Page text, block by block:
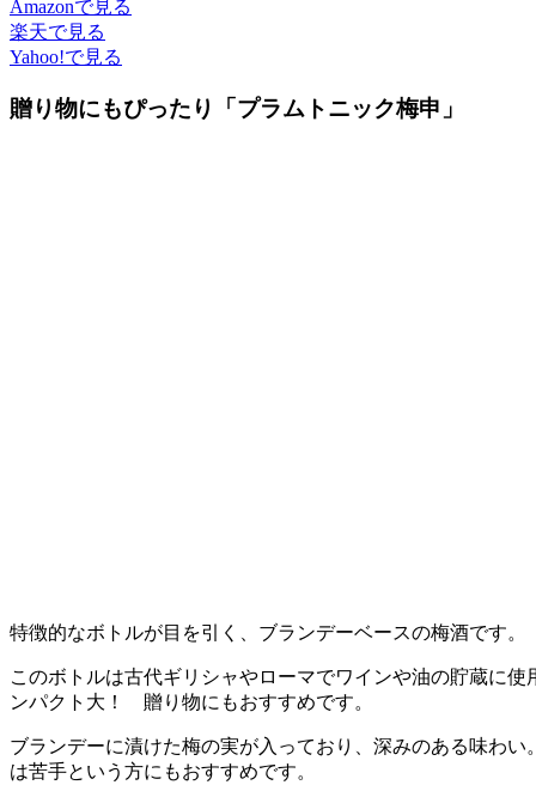
Amazonで見る
楽天で見る
Yahoo!で見る
贈り物にもぴったり「プラムトニック梅申」
特徴的なボトルが目を引く、ブランデーベースの梅酒です。
このボトルは古代ギリシャやローマでワインや油の貯蔵に
ンパクト大！ 贈り物にもおすすめです。
ブランデーに漬けた梅の実が入っており、深みのある味わ
は苦手という方にもおすすめです。